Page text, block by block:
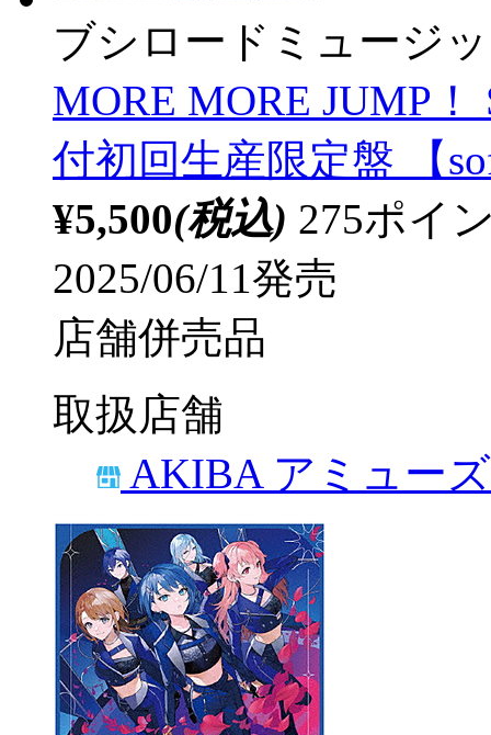
ブシロードミュージ
MORE MORE JUMP
付初回生産限定盤 【
¥5,500(税込) 275ポイ
2025/06/11発売
店舗併売品
取扱店舗
AKIBA アミュー